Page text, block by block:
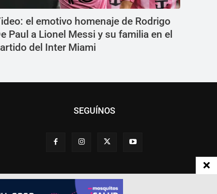
el emotivo homenaje de Rodrigo
Paul a Lionel Messi y su familia en el
del Inter Miami
SEGUÍNOS